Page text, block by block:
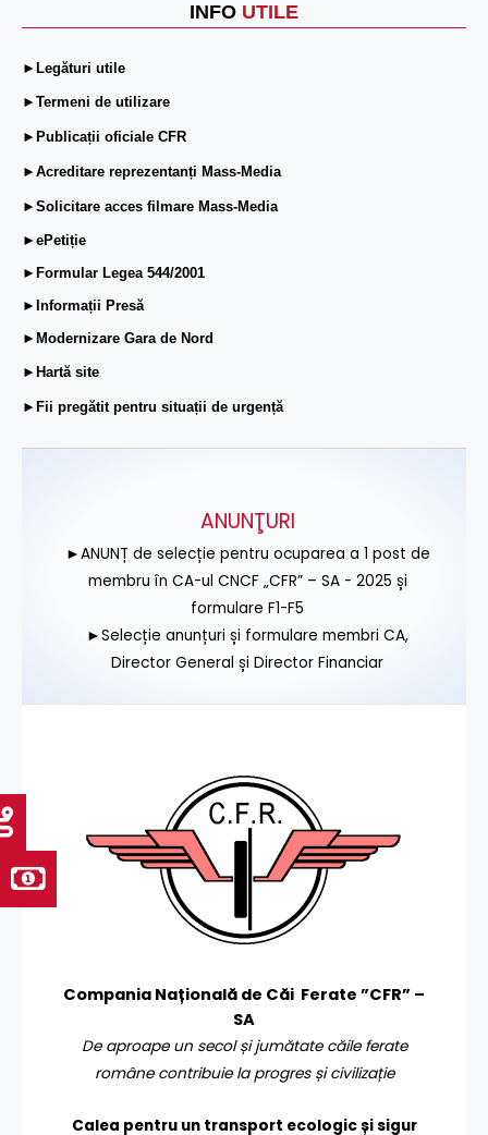
INFO UTILE
►Legături utile
►Termeni de utilizare
►Publicații oficiale CFR
►Acreditare reprezentanți Mass-Media
►Solicitare acces filmare Mass-Media
►ePetiție
►Formular Legea 544/2001
►Informații Presă
►Modernizare Gara de Nord
►Hartă site
►Fii pregătit pentru situații de urgență
ANUNŢURI
►ANUNȚ de selecție pentru ocuparea a 1 post de
membru în CA-ul CNCF „CFR” – SA - 2025 și
formulare F1-F5
►Selecție anunțuri și formulare membri CA,
Director General și Director Financiar
Compania Națională de Căi Ferate ”CFR” –
SA
De aproape un secol și jumătate căile ferate
române contribuie la progres și civilizație
Calea pentru un transport ecologic și sigur